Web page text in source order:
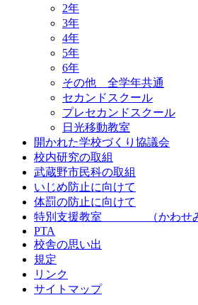
2年
3年
4年
5年
6年
その他 全学年共通
セカンドスクール
プレセカンドスクール
日光移動教室
開かれた学校づくり協議会
校内研究の取組
武蔵野市民科の取組
いじめ防止に向けて
体罰の防止に向けて
特別支援教室 （かわせみ
PTA
校舎の思い出
規定
リンク
サイトマップ